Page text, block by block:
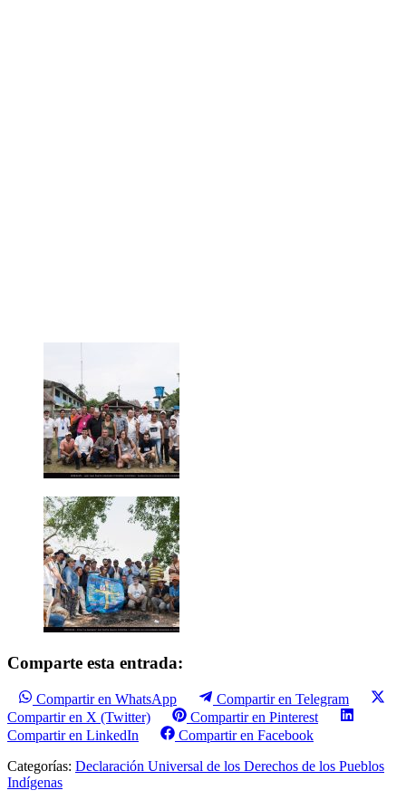
Comparte esta entrada:
Compartir en WhatsApp
Compartir en Telegram
Compartir en X (Twitter)
Compartir en Pinterest
Compartir en LinkedIn
Compartir en Facebook
Categorías: Declaración Universal de los Derechos de los Pueblos
Indígenas